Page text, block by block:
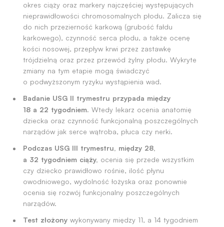
okres ciąży oraz markery najczęściej występujących
nieprawidłowości chromosomalnych płodu. Zalicza się
do nich przezierność karkową (grubość fałdu
karkowego), czynność serca płodu, a także ocenę
kości nosowej, przepływ krwi przez zastawkę
trójdzielną oraz przez przewód żylny płodu. Wykryte
zmiany na tym etapie mogą świadczyć
o podwyższonym ryzyku wystąpienia wad.
Badanie USG II trymestru przypada między
18 a 22 tygodniem. Wtedy lekarz ocenia anatomię
dziecka oraz czynność funkcjonalną poszczególnych
narządów jak serce wątroba, płuca czy nerki.
Podczas USG III trymestru, między 28,
a 32 tygodniem ciąży, ocenia się przede wszystkim
czy dziecko prawidłowo rośnie, ilość płynu
owodniowego, wydolność łożyska oraz ponownie
ocenia się rozwój funkcjonalny poszczególnych
narządów.
Test złożony wykonywany między 11, a 14 tygodniem